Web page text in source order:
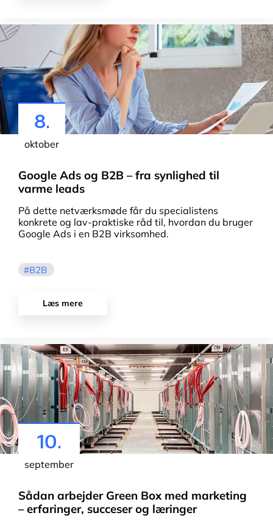
8.
oktober
Google Ads og B2B – fra synlighed til
varme leads
På dette netværksmøde får du specialistens
konkrete og lav-praktiske råd til, hvordan du bruger
Google Ads i en B2B virksomhed.
B2B
Læs mere
10.
september
Sådan arbejder Green Box med marketing
– erfaringer, succeser og læringer